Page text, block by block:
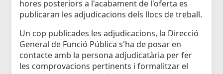
hores posteriors a l'acabament de l'oferta es
publicaran les adjudicacions dels llocs de treball.
Un cop publicades les adjudicacions, la Direcció
General de Funció Pública s'ha de posar en
contacte amb la persona adjudicatària per fer
les comprovacions pertinents i formalitzar el